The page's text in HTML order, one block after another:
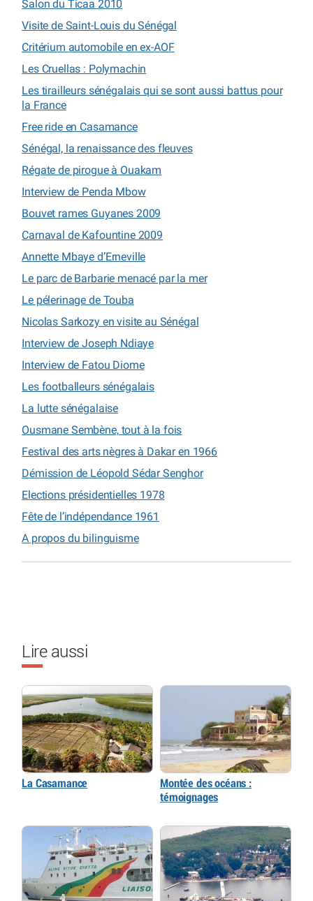
Salon du Ticaa 2010
Visite de Saint-Louis du Sénégal
Critérium automobile en ex-AOF
Les Cruellas : Polymachin
Les tirailleurs sénégalais qui se sont aussi battus pour
la France
Free ride en Casamance
Sénégal, la renaissance des fleuves
Régate de pirogue à Ouakam
Interview de Penda Mbow
Bouvet rames Guyanes 2009
Carnaval de Kafountine 2009
Annette Mbaye d’Erneville
Le parc de Barbarie menacé par la mer
Le pélerinage de Touba
Nicolas Sarkozy en visite au Sénégal
Interview de Joseph Ndiaye
Interview de Fatou Diome
Les footballeurs sénégalais
La lutte sénégalaise
Ousmane Sembène, tout à la fois
Festival des arts nègres à Dakar en 1966
Démission de Léopold Sédar Senghor
Elections présidentielles 1978
Fête de l’indépendance 1961
A propos du bilinguisme
Lire aussi
La Casamance
Montée des océans :
témoignages